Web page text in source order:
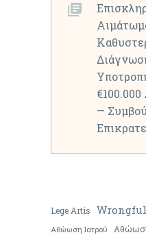
—
Lege Artis
Αθώωση Ιατρού